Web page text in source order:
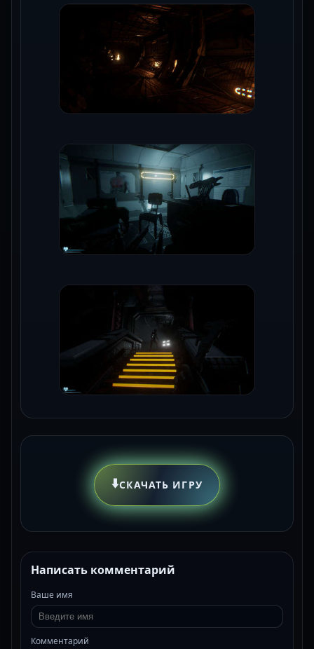
⬇️СКАЧАТЬ ИГРУ
Написать комментарий
Ваше имя
Комментарий